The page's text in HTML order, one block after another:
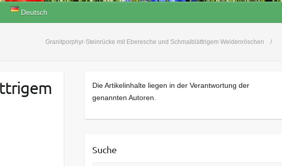
Deutsch
Granitporphyr-Steinrücke mit Eberesche und Schmalblättrigem Weidenröschen
Die Artikelinhalte liegen in der Verantwortung der
genannten Autoren.
Suche